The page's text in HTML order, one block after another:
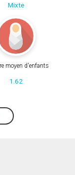
Mixte
moyen d'enfants
1.62